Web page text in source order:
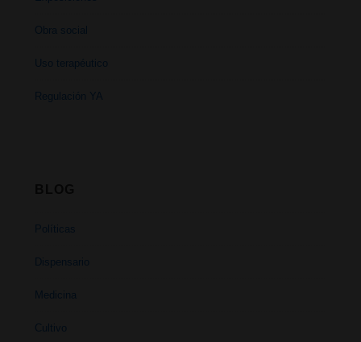
Obra social
Uso terapéutico
Regulación YA
Políticas
Dispensario
Medicina
Cultivo